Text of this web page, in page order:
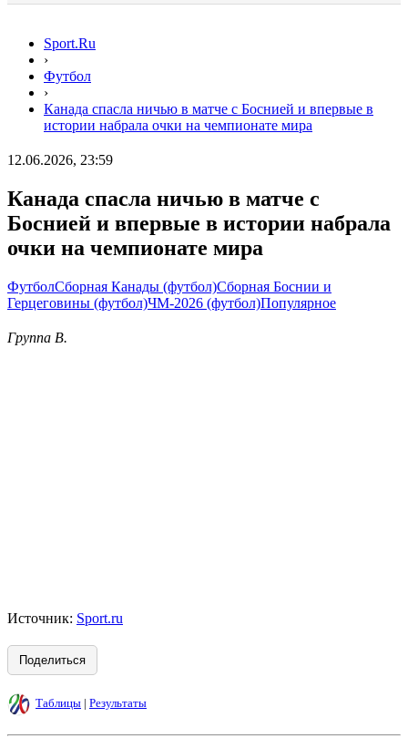
Sport.Ru
›
Футбол
›
Канада спасла ничью в матче с Боснией и впервые в
истории набрала очки на чемпионате мира
12.06.2026, 23:59
Канада спасла ничью в матче с
Боснией и впервые в истории набрала
очки на чемпионате мира
ФутболСборная Канады (футбол)Сборная Боснии и
Герцеговины (футбол)ЧМ-2026 (футбол)Популярное
Группа В.
Источник: Sport.ru
Поделиться
Таблицы | Результаты